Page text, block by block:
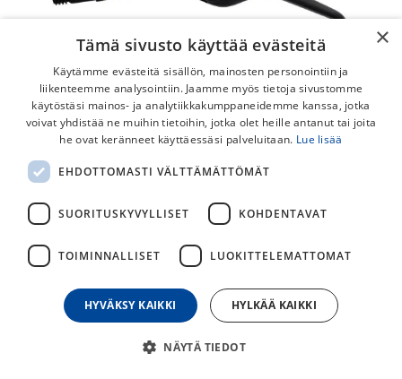
Shimano ST-EF505 3-Sormi Vasen 3v
Vaihde-/Jarruvipu
Yhdistelmävipu hydrauliselle jarrulle ja 3v etuvaihtajalle.
25,00€
päivän alin hinta
×
Tämä sivusto käyttää evästeitä
Käytämme evästeitä sisällön, mainosten personointiin ja
liikenteemme analysointiin. Jaamme myös tietoja sivustomme
käytöstäsi mainos- ja analytiikkakumppaneidemme kanssa, jotka
voivat yhdistää ne muihin tietoihin, jotka olet heille antanut tai joita
he ovat keränneet käyttäessäsi palveluitaan. Lue lisää
EHDOTTOMASTI VÄLTTÄMÄTTÖMÄT
SUORITUSKYVYLLISET KOHDENTAVAT
TOIMINNALLISET LUOKITTELEMATTOMAT
HYVÄKSY KAIKKI HYLKÄÄ KAIKKI
NÄYTÄ TIEDOT